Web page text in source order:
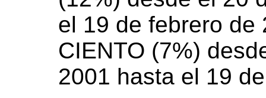
el 19 de febrero de
CIENTO (7%)
2001 hasta el 19